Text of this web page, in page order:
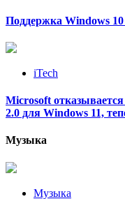
Поддержка Windows 10
iTech
Microsoft
2.0 для Windows 11,
Музыка
Музыка